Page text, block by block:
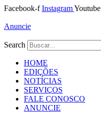
Ir
o
Facebook-f InstagramYoutube
Anuncie
Search
HOME
EDIÇÕES
NOTÍCIAS
SERVIÇOS
FALE CONOSCO
ANUNCIE